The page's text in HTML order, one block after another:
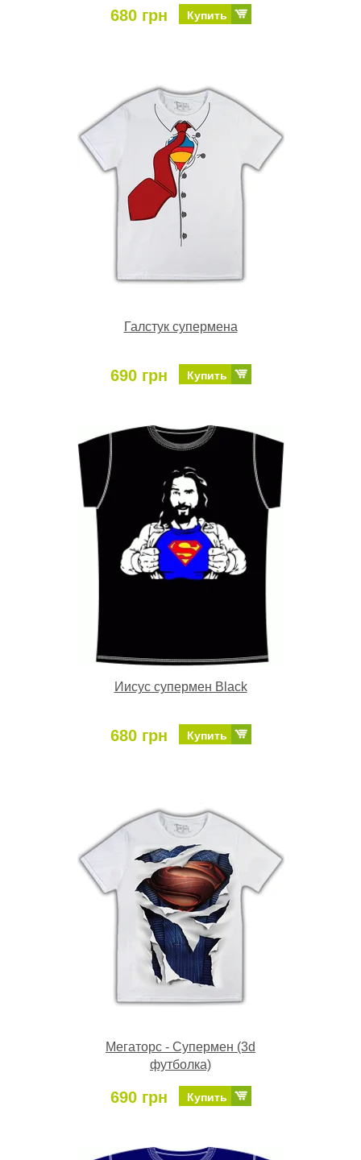
680 грн Купить
Галстук супермена
690 грн Купить
Иисус супермен Black
680 грн Купить
Мегаторс - Супермен (3d
футболка)
690 грн Купить